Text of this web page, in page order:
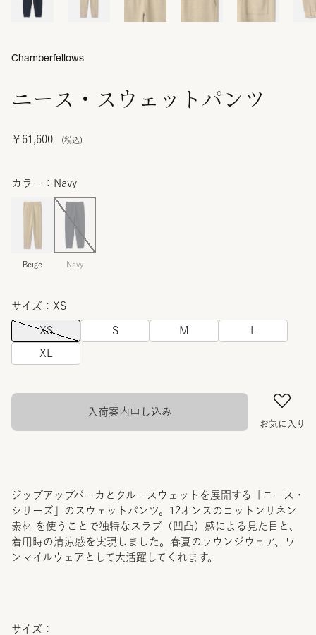
ニース・スウェットパンツ
￥61,600
Chamberfellows
カラー：Navy
Beige Navy
サイズ：XS
XS S M
XL
お気に入り
入荷案内申し込み
ジップアップパーカとクルースウェットを展開する「ニース・
シリーズ」のスウェットパンツ。12オンスのコットンリネン
素材 を使うことで独特なスラブ（凹凸）感による見た目と、
着用時の清涼感を実現しました。春夏のラウンジウェア、ワ
ンマイルウェアとして大活躍してくれます。
サイズ：